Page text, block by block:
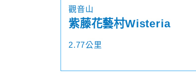
觀音山
紫藤花藝村Wisteria
2.77公里